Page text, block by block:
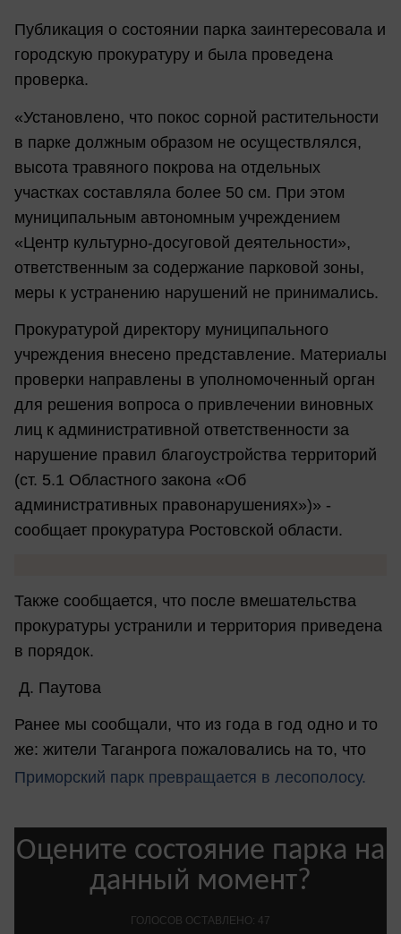
Публикация о состоянии парка заинтересовала и
городскую прокуратуру и была проведена
проверка.
«Установлено, что покос сорной растительности
в парке должным образом не осуществлялся,
высота травяного покрова на отдельных
участках составляла более 50 см. При этом
муниципальным автономным учреждением
«Центр культурно-досуговой деятельности»,
ответственным за содержание парковой зоны,
меры к устранению нарушений не принимались.
Прокуратурой директору муниципального
учреждения внесено представление. Материалы
проверки направлены в уполномоченный орган
для решения вопроса о привлечении виновных
лиц к административной ответственности за
нарушение правил благоустройства территорий
(ст. 5.1 Областного закона «Об
административных правонарушениях»)» -
сообщает прокуратура Ростовской области.
Также сообщается, что после вмешательства
прокуратуры устранили и территория приведена
в порядок.
Д. Паутова
Ранее мы сообщали, что из года в год одно и то
же: жители Таганрога пожаловались на то, что
Приморский парк превращается в лесополосу.